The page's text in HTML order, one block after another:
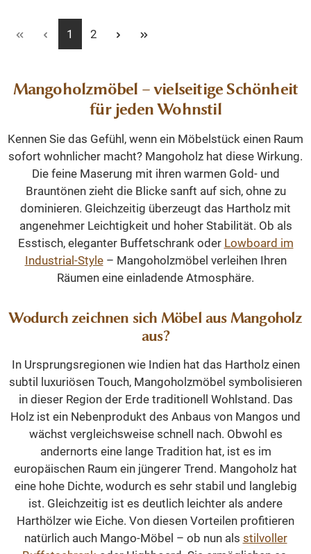
Seite
1 Seite
2
Mangoholzmöbel – vielseitige Schönheit
für jeden Wohnstil
Kennen Sie das Gefühl, wenn ein Möbelstück einen Raum
sofort wohnlicher macht? Mangoholz hat diese Wirkung.
Die feine Maserung mit ihren warmen Gold- und
Brauntönen zieht die Blicke sanft auf sich, ohne zu
dominieren. Gleichzeitig überzeugt das Hartholz mit
angenehmer Leichtigkeit und hoher Stabilität. Ob als
Esstisch, eleganter Buffetschrank oder Lowboard im
Industrial-Style– Mangoholzmöbel verleihen Ihren
Räumen eine einladende Atmosphäre.
Wodurch zeichnen sich Möbel aus Mangoholz
aus?
In Ursprungsregionen wie Indien hat das Hartholz einen
subtil luxuriösen Touch, Mangoholzmöbel symbolisieren
in dieser Region der Erde traditionell Wohlstand. Das
Holz ist ein Nebenprodukt des Anbaus von Mangos und
wächst vergleichsweise schnell nach. Obwohl es
andernorts eine lange Tradition hat, ist es im
europäischen Raum ein jüngerer Trend. Mangoholz hat
eine hohe Dichte, wodurch es sehr stabil und langlebig
ist. Gleichzeitig ist es deutlich leichter als andere
Harthölzer wie Eiche. Von diesen Vorteilen profitieren
natürlich auch Mango-Möbel – ob nun als stilvoller